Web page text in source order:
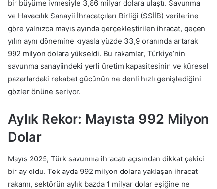
bir büyüme ivmesiyle 3,86 milyar dolara ulaştı. Savunma
ve Havacılık Sanayii İhracatçıları Birliği (SSİİB) verilerine
göre yalnızca mayıs ayında gerçekleştirilen ihracat, geçen
yılın aynı dönemine kıyasla yüzde 33,9 oranında artarak
992 milyon dolara yükseldi. Bu rakamlar, Türkiye’nin
savunma sanayiindeki yerli üretim kapasitesinin ve küresel
pazarlardaki rekabet gücünün ne denli hızlı genişlediğini
gözler önüne seriyor.
Aylık Rekor: Mayısta 992 Milyon
Dolar
Mayıs 2025, Türk savunma ihracatı açısından dikkat çekici
bir ay oldu. Tek ayda 992 milyon dolara yaklaşan ihracat
rakamı, sektörün aylık bazda 1 milyar dolar eşiğine ne